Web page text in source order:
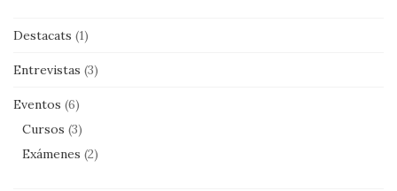
Destacats (1)
Entrevistas (3)
Eventos (6)
Cursos (3)
Exámenes (2)